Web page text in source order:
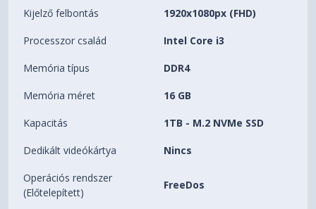
Kijelző felbontás 1920x1080px (FHD)
Processzor család Intel Core i3
Memória típus DDR4
Memória méret 16 GB
Kapacitás 1TB - M.2 NVMe SSD
Dedikált videókártya Nincs
Operációs rendszer
(Előtelepített)
FreeDos